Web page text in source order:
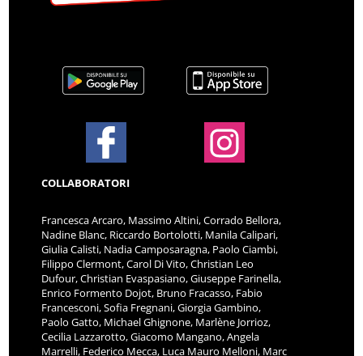
COLLABORATORI
Francesca Arcaro, Massimo Altini, Corrado Bellora,
Nadine Blanc, Riccardo Bortolotti, Manila Calipari,
Giulia Calisti, Nadia Camposaragna, Paolo Ciambi,
Filippo Clermont, Carol Di Vito, Christian Leo
Dufour, Christian Evaspasiano, Giuseppe Farinella,
Enrico Formento Dojot, Bruno Fracasso, Fabio
Francesconi, Sofia Fregnani, Giorgia Gambino,
Paolo Gatto, Michael Ghignone, Marlène Jorrioz,
Cecilia Lazzarotto, Giacomo Mangano, Angela
Marrelli, Federico Mecca, Luca Mauro Melloni, Marc